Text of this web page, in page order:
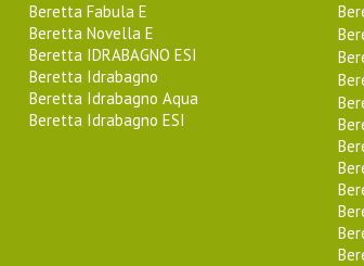
Beretta Fabula E
Beretta Novella E
Beretta IDRABAGNO ESI
Beretta Idrabagno
Beretta Idrabagno Aqua
Beretta Idrabagno ESI